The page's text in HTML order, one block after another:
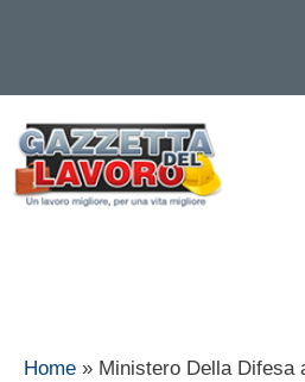
contenuto
Home » Ministero Della Difesa